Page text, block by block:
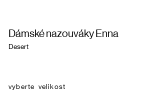
Dámské nazouváky Enna
Desert
velikost